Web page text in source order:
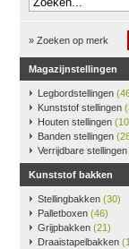
» Zoeken op merk
Magazijnstellingen
Legbordstellingen
Kunststof stellingen
Houten stellingen
Banden stellingen
Verrijdbare stellingen
Kunststof bakken
Stellingbakken (30)
Palletboxen (46)
Grijpbakken (21)
Draaistapelbakken